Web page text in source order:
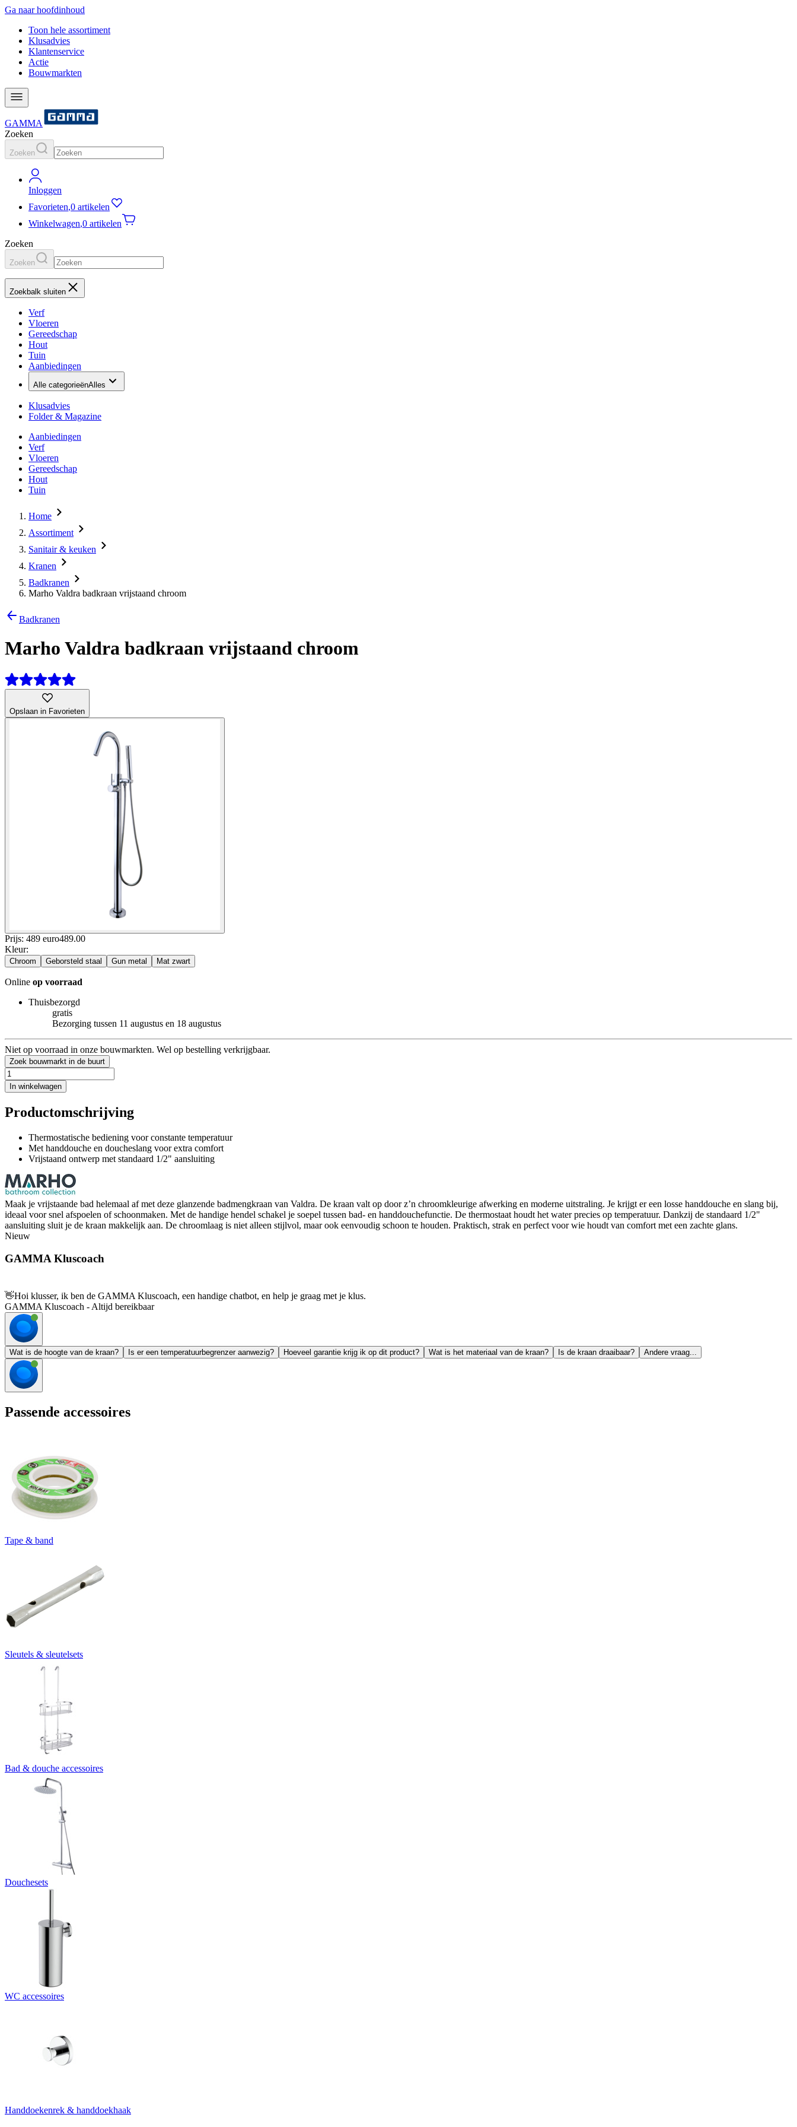
Ga naar hoofdinhoud
Toon hele assortiment
Klusadvies
Klantenservice
Actie
Bouwmarkten
GAMMA
Zoeken
Zoeken
Inloggen
Favorieten,0 artikelen
Winkelwagen,0 artikelen
Zoeken
Zoeken
Zoekbalk sluiten
Verf
Vloeren
Gereedschap
Hout
Tuin
Aanbiedingen
Alle categorieënAlles
Klusadvies
Folder & Magazine
Aanbiedingen
Verf
Vloeren
Gereedschap
Hout
Tuin
Home
Assortiment
Sanitair & keuken
Kranen
Badkranen
Marho Valdra badkraan vrijstaand chroom
Badkranen
Marho Valdra badkraan vrijstaand chroom
Opslaan in Favorieten
Prijs: 489 euro489.00
Kleur:
Chroom Geborsteld staal Gun metal Mat zwart
Online op voorraad
Thuisbezorgd
gratis
Bezorging tussen 11 augustus en 18 augustus
Niet op voorraad in onze bouwmarkten. Wel op bestelling verkrijgbaar.
Zoek bouwmarkt in de buurt
In winkelwagen
Productomschrijving
Thermostatische bediening voor constante temperatuur
Met handdouche en doucheslang voor extra comfort
Vrijstaand ontwerp met standaard 1/2" aansluiting
Maak je vrijstaande bad helemaal af met deze glanzende badmengkraan van Valdra. De kraan valt op door z’n chroomkleurige afwerking en moderne uitstraling. Je krijgt er een losse handdouche en slang bij,
ideaal voor snel afspoelen of schoonmaken. Met de handige hendel schakel je soepel tussen bad- en handdouchefunctie. De thermostaat houdt het water precies op temperatuur. Dankzij de standaard 1/2"
aansluiting sluit je de kraan makkelijk aan. De chroomlaag is niet alleen stijlvol, maar ook eenvoudig schoon te houden. Praktisch, strak en perfect voor wie houdt van comfort met een zachte glans.
Nieuw
GAMMA Kluscoach
👋Hoi klusser, ik ben de GAMMA Kluscoach, een handige chatbot, en help je graag met je klus.
GAMMA Kluscoach - Altijd bereikbaar
Wat is de hoogte van de kraan? Is er een temperatuurbegrenzer aanwezig? Hoeveel garantie krijg ik op dit product? Wat is het materiaal van de kraan? Is de kraan draaibaar? Andere vraag...
Passende accessoires
Tape & band
Sleutels & sleutelsets
Bad & douche accessoires
Douchesets
WC accessoires
Handdoekenrek & handdoekhaak